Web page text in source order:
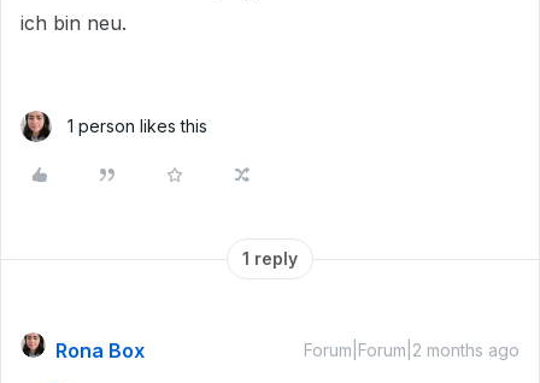
ich bin neu.
1 person likes this
1 reply
Rona Box Forum|Forum|2 months ago